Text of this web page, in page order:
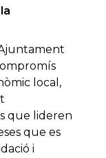
local,
que lideren
que es
i